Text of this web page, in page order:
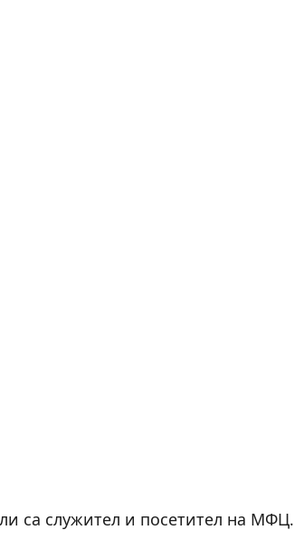
са служител и посетител на МФЦ.